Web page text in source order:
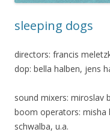
sleeping dogs
directors: francis
dop: bella halben, jens
sound mixers: miroslav
boom operators: misha
schwalba, u.a.